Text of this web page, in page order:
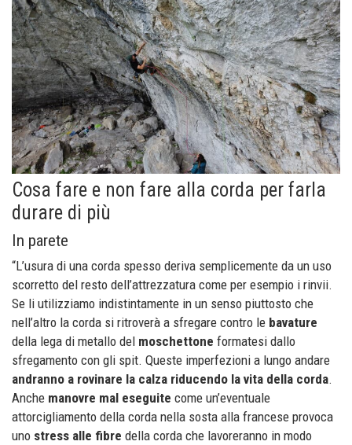
Cosa fare e non fare alla corda per farla
durare di più
In parete
“L’usura di una corda spesso deriva semplicemente da un uso
scorretto del resto dell’attrezzatura come per esempio i rinvii.
Se li utilizziamo indistintamente in un senso piuttosto che
nell’altro la corda si ritroverà a sfregare contro le bavature
della lega di metallo del moschettone formatesi dallo
sfregamento con gli spit. Queste imperfezioni a lungo andare
andranno a rovinare la calza riducendo la vita della corda.
Anche manovre mal eseguite come un’eventuale
attorcigliamento della corda nella sosta alla francese provoca
uno stress alle fibre della corda che lavoreranno in modo